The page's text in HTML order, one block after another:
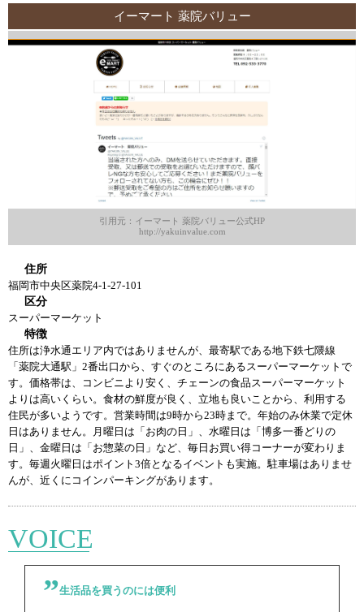
イーマート 薬院バリュー
引用元：イーマート 薬院バリュー公式HP
http://yakuinvalue.com
住所
福岡市中央区薬院4-1-27-101
区分
スーパーマーケット
特徴
住所は浄水通エリア内ではありませんが、最寄駅である地下鉄七隈線
「薬院大通駅」2番出口から、すぐのところにあるスーパーマーケットで
す。価格帯は、コンビニより安く、チェーンの食品スーパーマーケット
よりは高いくらい。食材の鮮度が良く、立地も良いことから、利用する
住民が多いようです。営業時間は9時から23時まで。年始のみ休業で定休
日はありません。月曜日は「お肉の日」、水曜日は「博多一番どりの
日」、金曜日は「お惣菜の日」など、毎日お買い得コーナーが変わりま
す。毎週火曜日はポイント3倍となるイベントも実施。駐車場はありませ
んが、近くにコインパーキングがあります。
VOICE
生活品を買うのには便利